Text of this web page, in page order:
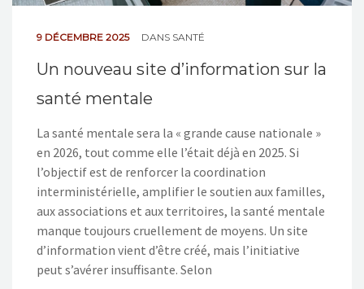
9 DÉCEMBRE 2025 DANS SANTÉ
Un nouveau site d’information sur la
santé mentale
La santé mentale sera la « grande cause nationale »
en 2026, tout comme elle l’était déjà en 2025. Si
l’objectif est de renforcer la coordination
interministérielle, amplifier le soutien aux familles,
aux associations et aux territoires, la santé mentale
manque toujours cruellement de moyens. Un site
d’information vient d’être créé, mais l’initiative
peut s’avérer insuffisante. Selon